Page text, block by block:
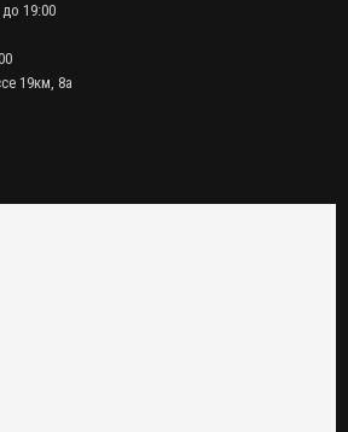
19:00
19км, 8а